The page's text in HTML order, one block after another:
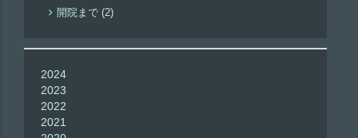
開院まで (2)
2024
2023
2022
2021